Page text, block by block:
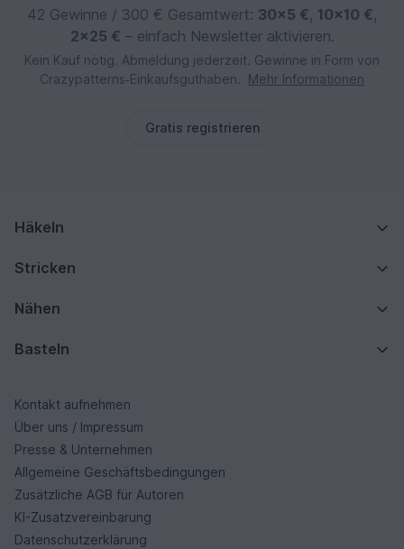
42 Gewinne / 300 € Gesamtwert: 30×5 €, 10×10 €,
2×25 € – einfach Newsletter aktivieren.
Kein Kauf nötig. Abmeldung jederzeit. Gewinne in Form von
Crazypatterns‑Einkaufsguthaben.
Mehr Informationen
Gratis registrieren
Häkeln
Stricken
Nähen
Basteln
Kontakt aufnehmen
Über uns / Impressum
Presse & Unternehmen
Allgemeine Geschäftsbedingungen
Zusätzliche AGB für Autoren
KI-Zusatzvereinbarung
Datenschutzerklärung